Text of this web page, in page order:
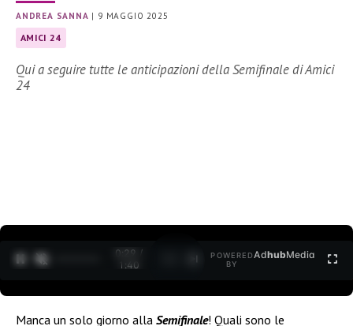
ANDREA SANNA | 9 MAGGIO 2025
AMICI 24
Qui a seguire tutte le anticipazioni della Semifinale di Amici
24
0:30 /
1:40
POWERED
BY
AdhubMedia
Manca un solo giorno alla Semifinale! Quali sono le